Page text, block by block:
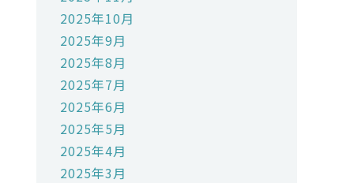
2025年10月
2025年9月
2025年8月
2025年7月
2025年6月
2025年5月
2025年4月
2025年3月